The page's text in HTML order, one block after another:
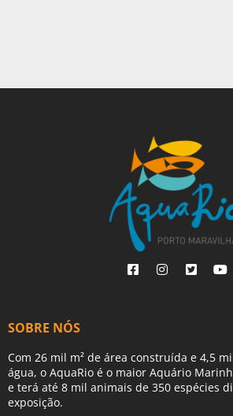
SOBRE NÓS
Com 26 mil m² de área construída e 4,5
água, o AquaRio é o maior Aquário
e terá até 8 mil animais de 350 espécies
exposição.